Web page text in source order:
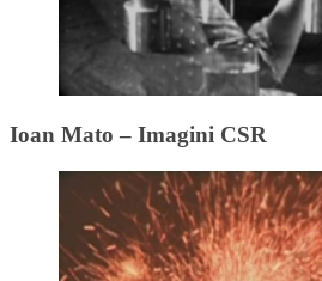
Ioan Mato – Imagini CSR